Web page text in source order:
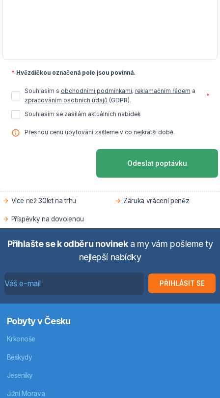
* Hvězdičkou označená pole jsou povinná.
Souhlasím s obchodními podmínkami, reklamačním řádem a
zpracováním osobních údajů (GDPR).
*
Souhlasím se zasílám aktuálních nabídek
Přesnou cenu ubytování zašleme v co nejkratší době.
Odeslat poptávku
Více než 30let na trhu Záruka vrácení peněz
Příspěvky na dovolenou
Přihlašte se k odběru novineka my vám pošleme ty
nejlepší nabídky
PŘIHLÁSIT SE
Pobyty v Česku
Krkonoše
Beskydy
Jeseníky
Jižní Morava